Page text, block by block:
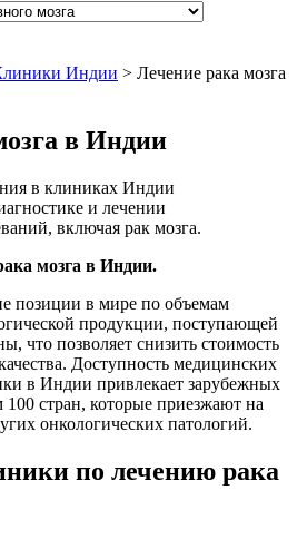
Индии > Лечение рака мозга
в Индии
в клиниках Индии
и лечении
включая рак мозга.
мозга в Индии.
позиции в мире по объемам
продукции, поступающей
что позволяет снизить стоимость
Доступность медицинских
в Индии привлекает зарубежных
100 стран, которые приезжают на
онкологических патологий.
по лечению рака